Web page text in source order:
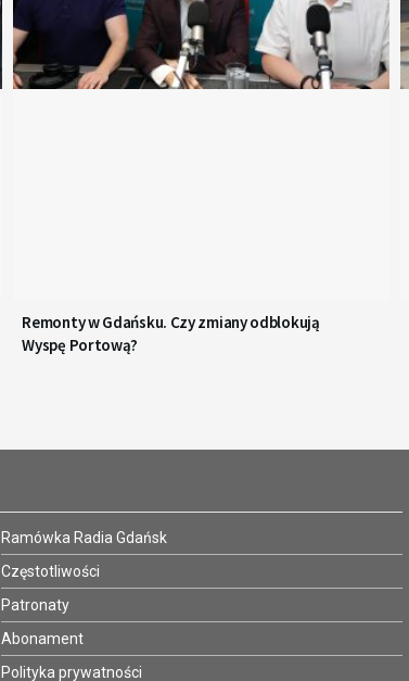
Remonty w Gdańsku. Czy zmiany odblokują
Wyspę Portową?
Ramówka Radia Gdańsk
Częstotliwości
Patronaty
Abonament
Polityka prywatności